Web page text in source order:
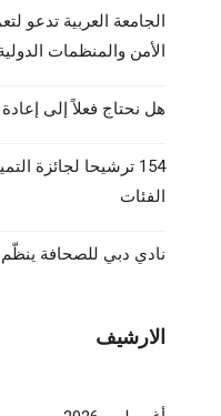
الجامعة العربية تدعو
الأمن والمنظمات
هل نحتاج فعلاً إلى
154 ترشيحا لجائزة
الفئات
نادي دبي للصحافة ينظّم
الارشيف